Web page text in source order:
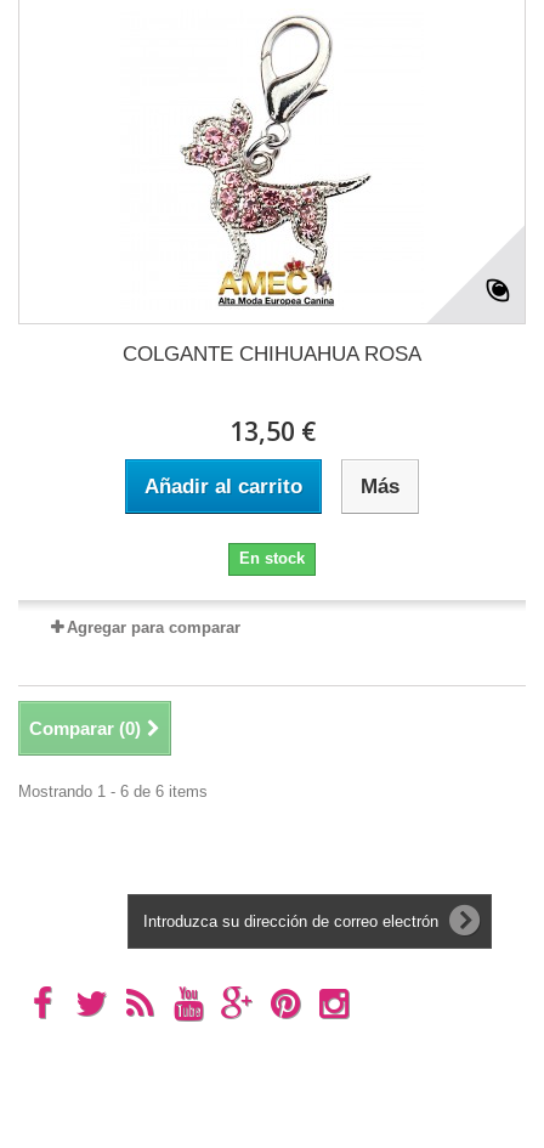
COLGANTE CHIHUAHUA ROSA
13,50 €
Añadir al carrito Más
En stock
Agregar para comparar
Comparar (0)
Mostrando 1 - 6 de 6 items